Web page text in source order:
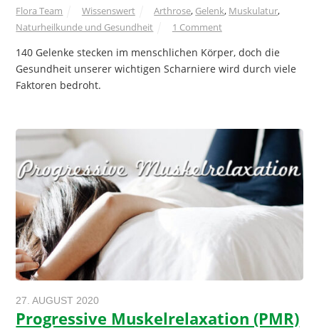
Flora Team Wissenswert Arthrose, Gelenk, Muskulatur,
Naturheilkunde und Gesundheit
1 Comment
140 Gelenke stecken im menschlichen Körper, doch die
Gesundheit unserer wichtigen Scharniere wird durch viele
Faktoren bedroht.
27. AUGUST 2020
Progressive Muskelrelaxation (PMR)